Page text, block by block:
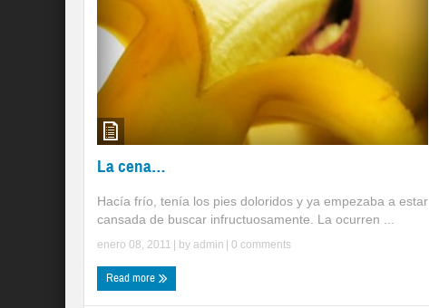
La cena…
Hacía frío, tenía los pies doloridos y ya empezaba a estar
cansada de buscar infructuosamente. La ocurren ...
enero 08, 2011 | by admin 0 comments
Read more